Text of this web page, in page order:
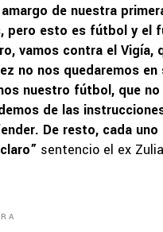
de nuestra
pero esto es fútbol y el
vamos contra el
no nos quedaremos
nuestro fútbol, que
de las
De resto, cada
sentencio el ex